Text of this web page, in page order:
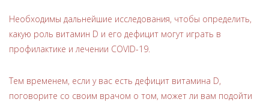
Необходимы дальнейшие исследования, чтобы определить,
какую роль витамин D и его дефицит могут играть в
профилактике и лечении COVID-19.
Тем временем, если у вас есть дефицит витамина D,
поговорите со своим врачом о том, может ли вам подойти